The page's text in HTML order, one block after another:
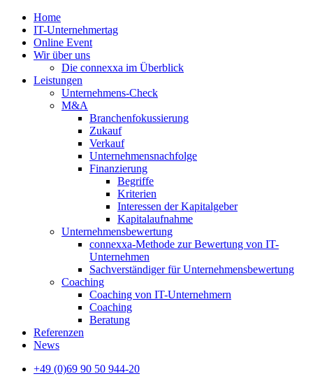
Home
IT-Unternehmertag
Online Event
Wir über uns
Die connexxa im Überblick
Leistungen
Unternehmens-Check
M&A
Branchenfokussierung
Zukauf
Verkauf
Unternehmensnachfolge
Finanzierung
Begriffe
Kriterien
Interessen der Kapitalgeber
Kapitalaufnahme
Unternehmensbewertung
connexxa-Methode zur Bewertung von IT-
Unternehmen
Sachverständiger für Unternehmensbewertung
Coaching
Coaching von IT-Unternehmern
Coaching
Beratung
Referenzen
News
+49 (0)69 90 50 944-20